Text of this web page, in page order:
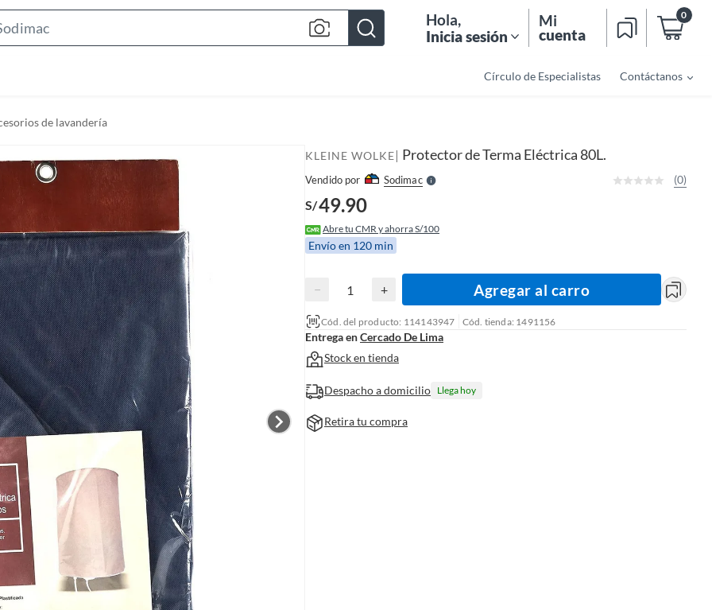
a
Hola,
Inicia sesión
Mi
cuenta
0
Círculo de Especialistas Contáctanos
de lavandería
KLEINE WOLKE| Protector de Terma Eléctrica 80L.
Vendido por SodimacS
l
l
(0)
S/49.90
Abre tu CMR y ahorra S/100
Envío en 120 min
− + Agregar al carro
Cód. del producto: 114143947 Cód. tienda: 1491156
Entrega enCercado De Lima
Stock en tienda
Despacho a domicilio Llega hoy
Retira tu compra